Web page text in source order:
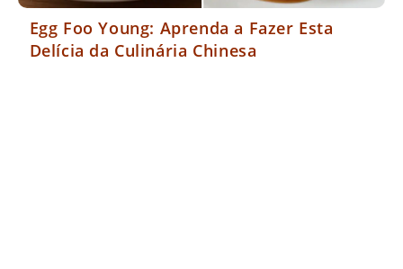
Egg Foo Young: Aprenda a Fazer Esta
Delícia da Culinária Chinesa